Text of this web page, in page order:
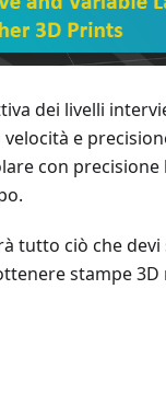
dei livelli
e
con precisione
tutto ciò che
stampe 3D